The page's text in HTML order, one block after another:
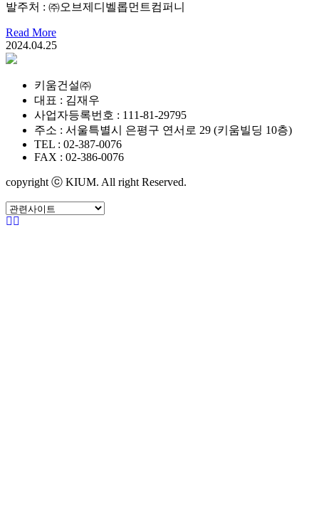
발주처 : ㈜오브제디벨롭먼트컴퍼니
Read More
2024.04.25
키움건설㈜
대표 : 김재우
사업자등록번호 : 111-81-29795
주소 : 서울특별시 은평구 연서로 29 (키움빌딩 10층)
TEL : 02-387-0076
FAX : 02-386-0076
copyright ⓒ KIUM. All right Reserved.